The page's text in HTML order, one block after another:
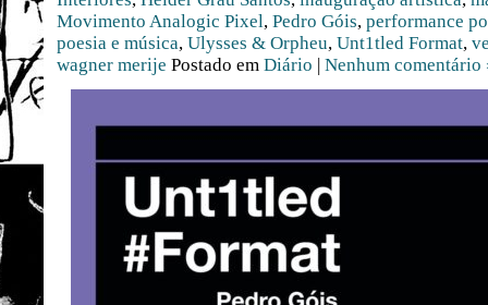
Movimento Analogic Pixel, Pedro Góis, performance
poesia e música, Ulysses & Orpheu, Unt1tled Format,
wagner merije Postado em Diário | Nenhum comentário